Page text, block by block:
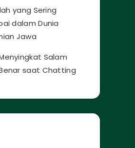
yang Sering
dalam Dunia
Jawa
Salam
saat Chatting